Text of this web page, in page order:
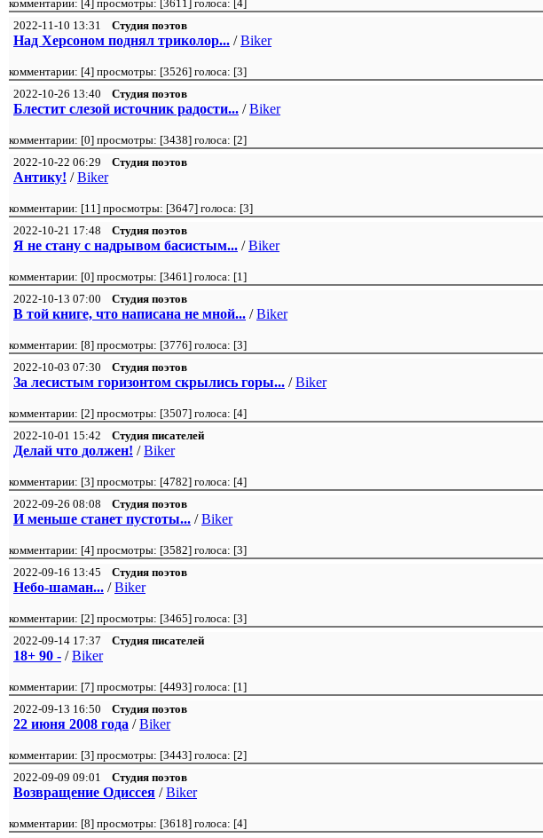
комментарии: [4] просмотры: [3611] голоса: [4]
2022-11-10 13:31
Студия поэтов
Над Херсоном поднял триколор... /Biker
комментарии: [4] просмотры: [3526] голоса: [3]
2022-10-26 13:40
Студия поэтов
Блестит слезой источник радости... /Biker
комментарии: [0] просмотры: [3438] голоса: [2]
2022-10-22 06:29
Студия поэтов
Антику! /Biker
комментарии: [11] просмотры: [3647] голоса: [3]
2022-10-21 17:48
Студия поэтов
Я не стану с надрывом басистым... /Biker
комментарии: [0] просмотры: [3461] голоса: [1]
2022-10-13 07:00
Студия поэтов
В той книге, что написана не мной... /Biker
комментарии: [8] просмотры: [3776] голоса: [3]
2022-10-03 07:30
Студия поэтов
За лесистым горизонтом скрылись горы... /Biker
комментарии: [2] просмотры: [3507] голоса: [4]
2022-10-01 15:42
Студия писателей
Делай что должен! /Biker
комментарии: [3] просмотры: [4782] голоса: [4]
2022-09-26 08:08
Студия поэтов
И меньше станет пустоты... /Biker
комментарии: [4] просмотры: [3582] голоса: [3]
2022-09-16 13:45
Студия поэтов
Небо-шаман... /Biker
комментарии: [2] просмотры: [3465] голоса: [3]
2022-09-14 17:37
Студия писателей
18+ 90 - /Biker
комментарии: [7] просмотры: [4493] голоса: [1]
2022-09-13 16:50
Студия поэтов
22 июня 2008 года /Biker
комментарии: [3] просмотры: [3443] голоса: [2]
2022-09-09 09:01
Студия поэтов
Возвращение Одиссея /Biker
комментарии: [8] просмотры: [3618] голоса: [4]